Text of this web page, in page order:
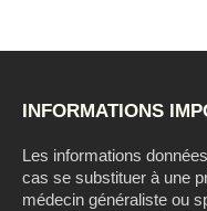
INFORMATIONS
Les informations
cas se substituer à une
médecin généraliste ou